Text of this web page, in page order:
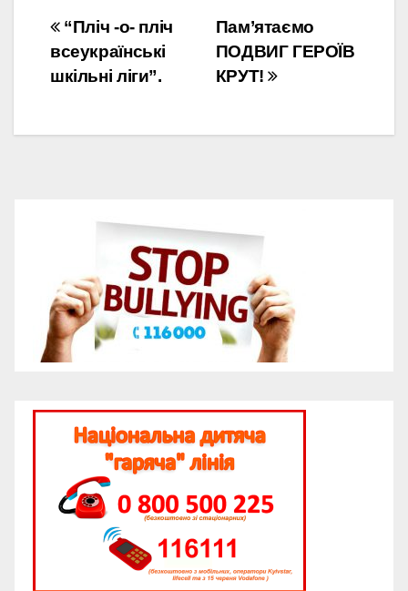
Навігація
записів
Пам’ятаємо
ПОДВИГ ГЕРОЇВ
КРУТ!
“Пліч -о- пліч
всеукраїнські
шкільні ліги”.